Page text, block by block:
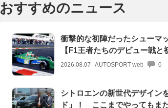
おすすめのニュース
衝撃的な初陣だったシューマ
【F1王者たちのデビュー戦と
2026.08.07 AUTOSPORT web 0
シトロエンの新世代デザイン
ド」！ ここまでやってもま